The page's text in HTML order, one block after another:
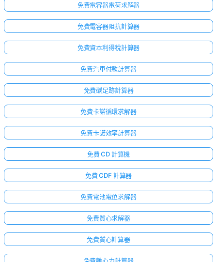
免費電容器電荷求解器
免費電容器阻抗計算器
免費資本利得稅計算器
免費汽車付款計算器
免費碳足跡計算器
免費卡諾循環求解器
免費卡諾效率計算器
免費 CD 計算機
免費 CDF 計算器
免費電池電位求解器
免費質心求解器
免費質心計算器
免費離心力計算器